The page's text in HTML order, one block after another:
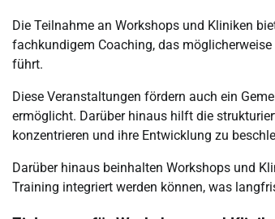
Die Teilnahme an Workshops und Kliniken
fachkundigem Coaching, das
führt.
Diese Veranstaltungen fördern auch ein
ermöglicht. Darüber hinaus hilft die
konzentrieren und ihre Entwicklung zu
Darüber hinaus beinhalten Workshops und
Training integriert werden können, was